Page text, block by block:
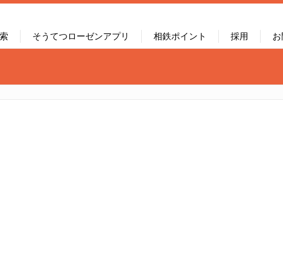
そうてつローゼンアプリ 相鉄ポイント 採用